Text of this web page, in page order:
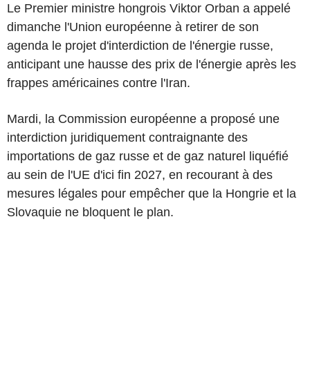
Le Premier ministre hongrois Viktor Orban a appelé
dimanche l'Union européenne à retirer de son
agenda le projet d'interdiction de l'énergie russe,
anticipant une hausse des prix de l'énergie après les
frappes américaines contre l'Iran.
Mardi, la Commission européenne a proposé une
interdiction juridiquement contraignante des
importations de gaz russe et de gaz naturel liquéfié
au sein de l'UE d'ici fin 2027, en recourant à des
mesures légales pour empêcher que la Hongrie et la
Slovaquie ne bloquent le plan.